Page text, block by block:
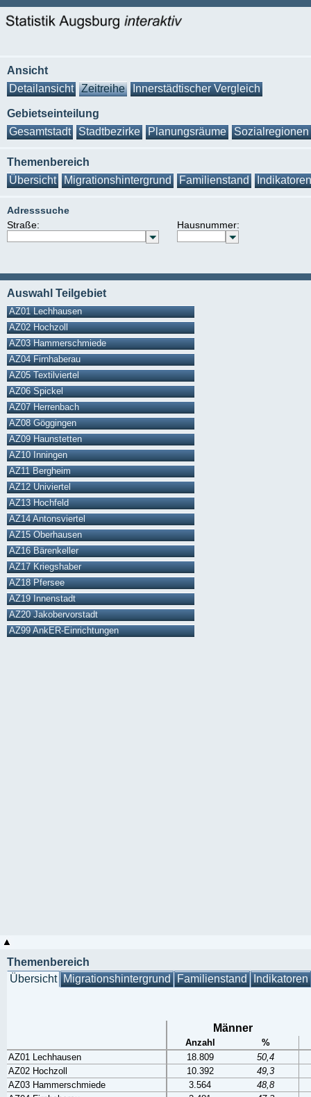
Ansicht
Detailansicht
Zeitreihe Innerstädtischer Vergleich
Gebietseinteilung
Gesamtstadt
Stadtbezirke Planungsräume Sozialregionen
Themenbereich
Übersicht
Migrationshintergrund Familienstand Indikatoren
Adresssuche
Straße:
Hausnummer:
Auswahl Teilgebiet
AZ01 Lechhausen
AZ02 Hochzoll
AZ03 Hammerschmiede
AZ04 Firnhaberau
AZ05 Textilviertel
AZ06 Spickel
AZ07 Herrenbach
AZ08 Göggingen
AZ09 Haunstetten
AZ10 Inningen
AZ11 Bergheim
AZ12 Univiertel
AZ13 Hochfeld
AZ14 Antonsviertel
AZ15 Oberhausen
AZ16 Bärenkeller
AZ17 Kriegshaber
AZ18 Pfersee
AZ19 Innenstadt
AZ20 Jakobervorstadt
AZ99 AnkER-Einrichtungen
Themenbereich
Übersicht Migrationshintergrund Familienstand Indikatoren
Männer
Anzahl
%
AZ01 Lechhausen
18.809
50,4
AZ02 Hochzoll
10.392
49,3
AZ03 Hammerschmiede
3.564
48,8